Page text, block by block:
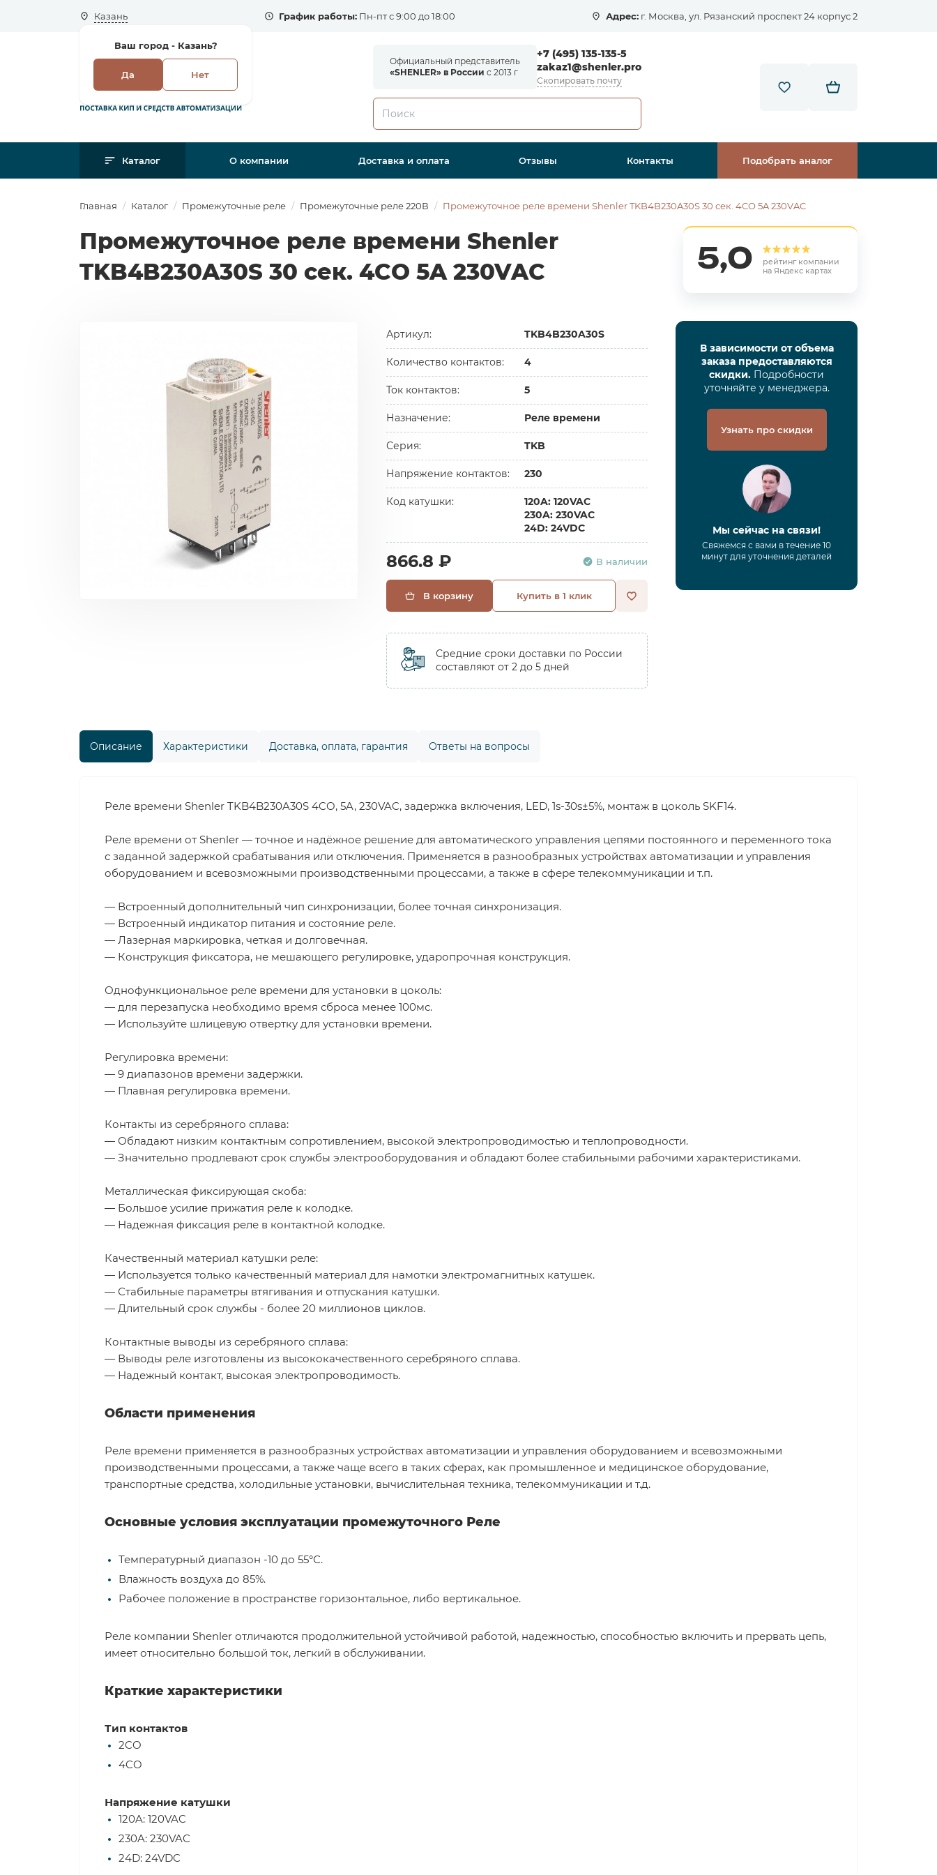
Казань
Ваш город - Казань?
Да Нет
График работы:Пн-пт с 9:00 до 18:00 Адрес: г. Москва, ул. Рязанский проспект 24 корпус 2
Официальный представитель
«SHENLER» в России с 2013 г
+7 (495) 135-135-5
zakaz1@shenler.pro
Скопировать почту
Каталог О компании Доставка и оплата Отзывы Контакты Подобрать аналог
Главная Каталог Промежуточные реле Промежуточные реле 220В Промежуточное реле времени Shenler TKB4B230A30S 30 сек. 4CO 5A 230VAC
Промежуточное реле времени Shenler
TKB4B230A30S 30 сек. 4CO 5A 230VAC
5,0
рейтинг компании
на Яндекс картах
Артикул: TKB4B230A30S
Количество контактов: 4
Ток контактов: 5
Назначение: Реле времени
Серия: TKB
Напряжение контактов: 230
Код катушки:
120A: 120VAC
230A: 230VAC
24D: 24VDC
866.8 ₽ В наличии
В корзину Купить в 1 клик
Средние сроки доставки по России
составляют от 2 до 5 дней
В зависимости от объема
заказа предоставляются
скидки. Подробности
уточняйте у менеджера.
Узнать про скидки
Мы сейчас на связи!
Свяжемся с вами в течение 10
минут для уточнения деталей
Описание Характеристики Доставка, оплата, гарантия Ответы на вопросы
Реле времени Shenler TKB4B230A30S 4CO, 5A, 230VAC, задержка включения, LED, 1s-30s±5%, монтаж в цоколь SKF14.
Реле времени от Shenler — точное и надёжное решение для автоматического управления цепями постоянного и переменного тока
с заданной задержкой срабатывания или отключения. Применяется в разнообразных устройствах автоматизации и управления
оборудованием и всевозможными производственными процессами, а также в сфере телекоммуникации и т.п.
— Встроенный дополнительный чип синхронизации, более точная синхронизация.
— Встроенный индикатор питания и состояние реле.
— Лазерная маркировка, четкая и долговечная.
— Конструкция фиксатора, не мешающего регулировке, ударопрочная конструкция.
Однофункциональное реле времени для установки в цоколь:
— для перезапуска необходимо время сброса менее 100мс.
— Используйте шлицевую отвертку для установки времени.
Регулировка времени:
— 9 диапазонов времени задержки.
— Плавная регулировка времени.
Контакты из серебряного сплава:
— Обладают низким контактным сопротивлением, высокой электропроводимостью и теплопроводности.
— Значительно продлевают срок службы электрооборудования и обладают более стабильными рабочими характеристиками.
Металлическая фиксирующая скоба:
— Большое усилие прижатия реле к колодке.
— Надежная фиксация реле в контактной колодке.
Качественный материал катушки реле:
— Используется только качественный материал для намотки электромагнитных катушек.
— Стабильные параметры втягивания и отпускания катушки.
— Длительный срок службы - более 20 миллионов циклов.
Контактные выводы из серебряного сплава:
— Выводы реле изготовлены из высококачественного серебряного сплава.
— Надежный контакт, высокая электропроводимость.
Области применения
Реле времени применяется в разнообразных устройствах автоматизации и управления оборудованием и всевозможными
производственными процессами, а также чаще всего в таких сферах, как промышленное и медицинское оборудование,
транспортные средства, холодильные установки, вычислительная техника, телекоммуникации и т.д.
Основные условия эксплуатации промежуточного Реле
Температурный диапазон -10 до 55°С.
Влажность воздуха до 85%.
Рабочее положение в пространстве горизонтальное, либо вертикальное.
Реле компании Shenler отличаются продолжительной устойчивой работой, надежностью, способностью включить и прервать цепь,
имеет относительно большой ток, легкий в обслуживании.
Краткие характеристики
Тип контактов
2CO
4CO
Напряжение катушки
120A: 120VAC
230A: 230VAC
24D: 24VDC